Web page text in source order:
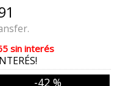
sin interés
-42 %